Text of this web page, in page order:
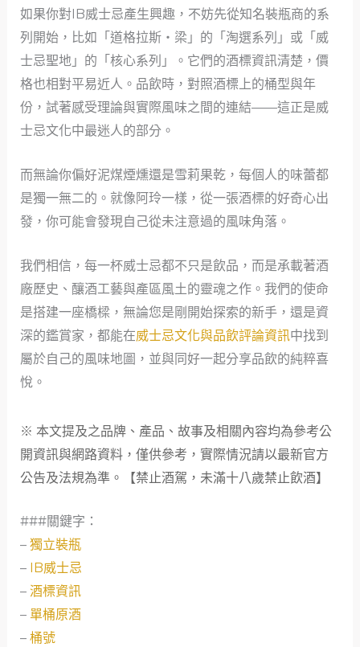
如果你對IB威士忌產生興趣，不妨先從知名裝瓶商的系
列開始，比如「道格拉斯‧梁」的「淘選系列」或「威
士忌聖地」的「核心系列」。它們的酒標資訊清楚，價
格也相對平易近人。品飲時，對照酒標上的桶型與年
份，試著感受理論與實際風味之間的連結——這正是威
士忌文化中最迷人的部分。
而無論你偏好泥煤煙燻還是雪莉果乾，每個人的味蕾都
是獨一無二的。就像阿玲一樣，從一張酒標的好奇心出
發，你可能會發現自己從未注意過的風味角落。
我們相信，每一杯威士忌都不只是飲品，而是承載著酒
廠歷史、釀酒工藝與產區風土的靈魂之作。我們的使命
是搭建一座橋樑，無論您是剛開始探索的新手，還是資
深的鑑賞家，都能在威士忌文化與品飲評論資訊中找到
屬於自己的風味地圖，並與同好一起分享品飲的純粹喜
悅。
※ 本文提及之品牌、產品、故事及相關內容均為參考公
開資訊與網路資料，僅供參考，實際情況請以最新官方
公告及法規為準。【禁止酒駕，未滿十八歲禁止飲酒】
###關鍵字：
– 獨立裝瓶
– IB威士忌
– 酒標資訊
– 單桶原酒
– 桶號